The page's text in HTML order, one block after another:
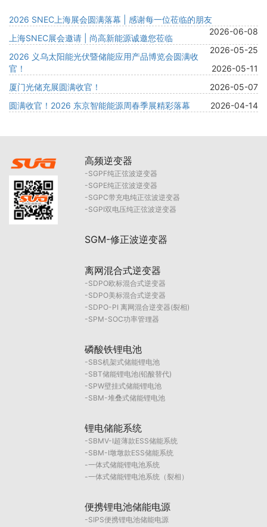
2026 SNEC上海展会圆满落幕 | 感谢每一位莅临的朋友
2026-06-08
上海SNEC展会邀请 | 尚高新能源诚邀您莅临
2026-05-25
2026 义乌太阳能光伏暨储能应用产品博览会圆满收
官！
2026-05-11
厦门光储充展圆满收官！
2026-05-07
圆满收官！2026 东京智能能源周春季展精彩落幕
2026-04-14
高频逆变器
SGPF纯正弦波逆变器
SGPE纯正弦波逆变器
SGPC带充电纯正弦波逆变器
SGPI双电压纯正弦波逆变器
SGM-修正波逆变器
离网混合式逆变器
SDPO欧标混合式逆变器
SDPO美标混合式逆变器
SDPO-PI 离网混合逆变器(裂相)
SPM-SOC功率管理器
磷酸铁锂电池
SBS机架式储能锂电池
SBT储能锂电池(铅酸替代)
SPW壁挂式储能锂电池
SBM-堆叠式储能锂电池
锂电储能系统
SBMV-I超薄款ESS储能系统
SBM-I墩墩款ESS储能系统
一体式储能锂电池系统
一体式储能锂电池系统（裂相）
便携锂电池储能电源
SIPS便携锂电池储能电源